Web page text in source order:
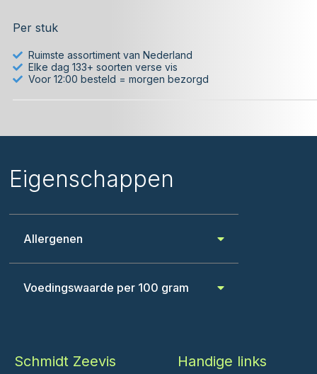
Per stuk
Ruimste assortiment van Nederland
Elke dag 133+ soorten verse vis
Voor 12:00 besteld = morgen bezorgd
Eigenschappen
Allergenen
Voedingswaarde per 100 gram
Schmidt Zeevis Handige links